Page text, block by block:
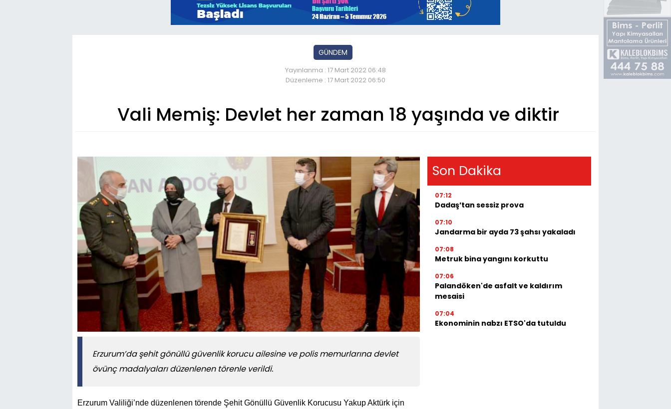
GÜNDEM
Yayınlanma : 17 Mart 2022 06:48
Düzenleme : 17 Mart 2022 06:50
Vali Memiş: Devlet her zaman 18 yaşında ve diktir
Erzurum’da şehit gönüllü güvenlik korucu ailesine ve polis memurlarına devlet
övünç madalyaları düzenlenen törenle verildi.
Erzurum Valiliği’nde düzenlenen törende Şehit Gönüllü Güvenlik Korucusu Yakup Aktürk için
Son Dakika
07:12
Dadaş’tan sessiz prova
07:10
Jandarma bir ayda 73 şahsı yakaladı
07:08
Metruk bina yangını korkuttu
07:06
Palandöken'de asfalt ve kaldırım
mesaisi
07:04
Ekonominin nabzı ETSO'da tutuldu